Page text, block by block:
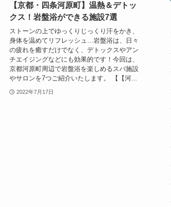
【京都・四条河原町】温熱＆デトッ
クス！岩盤浴ができる施設7選
ストーンの上でゆっくりじっくり汗をかき、
身体を温めてリフレッシュ…岩盤浴は、日々
の疲れを癒すだけでなく、デトックスやアン
チエイジングなどにも効果的です！今回は、
京都河原町周辺で岩盤浴を楽しめるスパ施設
やサロンを7つご紹介いたします。 【【河...
2022年7月17日